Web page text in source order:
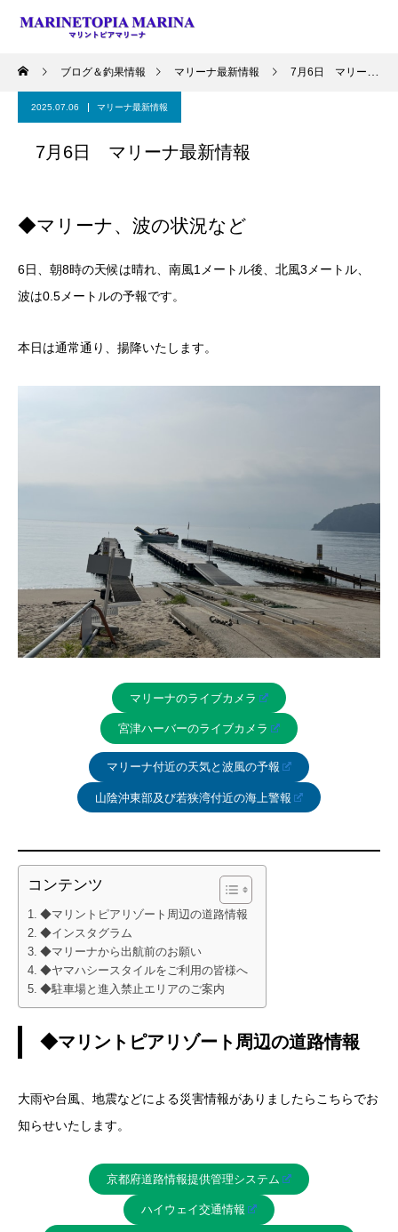
ブログ＆釣果情報 マリーナ最新情報 7月6日 マリーナ最新情報
2025.07.06 マリーナ最新情報
7月6日 マリーナ最新情報
◆マリーナ、波の状況など
6日、朝8時の天候は晴れ、南風1メートル後、北風3メートル、
波は0.5メートルの予報です。
本日は通常通り、揚降いたします。
マリーナのライブカメラ
宮津ハーバーのライブカメラ
マリーナ付近の天気と波風の予報
山陰沖東部及び若狭湾付近の海上警報
コンテンツ
◆マリントピアリゾート周辺の道路情報
◆インスタグラム
◆マリーナから出航前のお願い
◆ヤマハシースタイルをご利用の皆様へ
◆駐車場と進入禁止エリアのご案内
◆マリントピアリゾート周辺の道路情報
大雨や台風、地震などによる災害情報がありましたらこちらでお
知らせいたします。
京都府道路情報提供管理システム
ハイウェイ交通情報